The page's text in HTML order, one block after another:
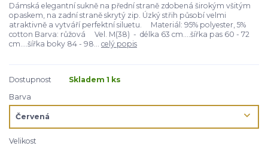
Dámská elegantní sukně na přední straně zdobená širokým všitým
opaskem, na zadní straně skrytý zip. Úzký střih působí velmi
atraktivně a vytváří perfektní siluetu. Materiál: 95% polyester, 5%
cotton Barva: růžová Vel. M(38) - délka 63 cm....šířka pas 60 - 72
cm....šířka boky 84 - 98... celý popis
Dostupnost
Skladem 1 ks
Barva
Velikost